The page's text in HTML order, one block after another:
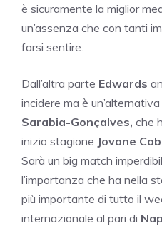
è sicuramente la miglior
un’assenza che con tanti
farsi sentire.
Dall’altra parte Edwards
incidere ma è
Sarabia-Gonçalves, che
inizio stagione Jovane
Sarà un big match
l’importanza che ha nella
più importante di tutto il
internazionale al pari di